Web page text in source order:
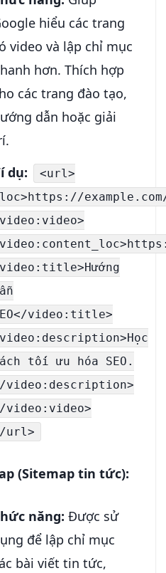
hiểu các trang
video và lập chỉ mục
hơn. Thích hợp
các trang đào tạo,
dẫn hoặc giải
dụ:
<url>
video:title>
tối ưu hóa SEO.
video:description>
video:video>
url>
(Sitemap tin tức):
năng: Được sử
để lập chỉ mục
bài viết tin tức,